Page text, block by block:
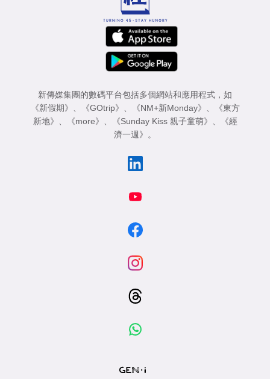
新傳媒集團的數碼平台包括多個網站和應用程式，如
《新假期》
《GOtrip》 《NM+新Monday》
《東方
新地》
《more》 《Sunday Kiss 親子童萌》
《經
濟一週》
。